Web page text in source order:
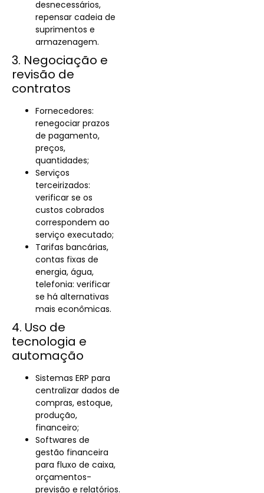
desnecessários,
repensar cadeia de
suprimentos e
armazenagem.
3. Negociação e
revisão de
contratos
Fornecedores:
renegociar prazos
de pagamento,
preços,
quantidades;
Serviços
terceirizados:
verificar se os
custos cobrados
correspondem ao
serviço executado;
Tarifas bancárias,
contas fixas de
energia, água,
telefonia: verificar
se há alternativas
mais econômicas.
4. Uso de
tecnologia e
automação
Sistemas ERP para
centralizar dados de
compras, estoque,
produção,
financeiro;
Softwares de
gestão financeira
para fluxo de caixa,
orçamentos-
previsão e relatórios.